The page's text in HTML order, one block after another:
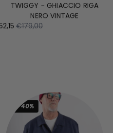
TWIGGY - GHIACCIO RIGA
NERO VINTAGE
€179,00
-40%